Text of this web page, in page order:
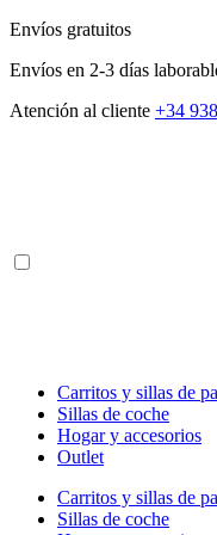
Envíos gratuitos
Envíos en 2-3 días
Atención al cliente +34
Carritos y sillas de
Sillas de coche
Hogar y accesorios
Outlet
Carritos y sillas de
Sillas de coche